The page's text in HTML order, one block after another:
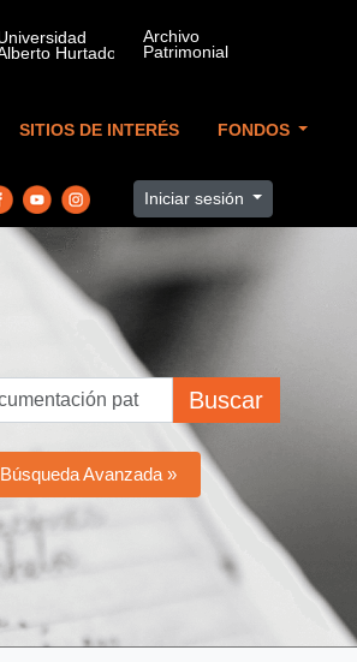
SITIOS DE INTERÉS FONDOS
Iniciar sesión
Buscar
Búsqueda Avanzada »